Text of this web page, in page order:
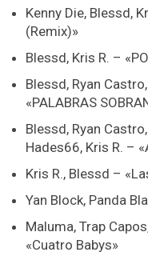
Kenny Die, Blessd,
(Remix)»
Blessd, Kris R. –
Blessd, Ryan
«PALABRAS
Blessd, Ryan
Hades66, Kris R. –
Kris R., Blessd –
Yan Block, Panda
Maluma, Trap
«Cuatro Babys»